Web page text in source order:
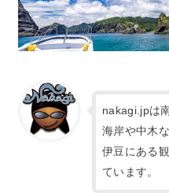
nakagi.jpは
海岸や中木
伊豆にある
ています。